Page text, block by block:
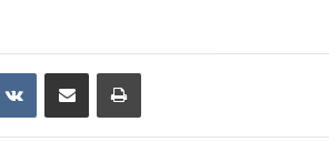
VKontakte
Share via Email Print